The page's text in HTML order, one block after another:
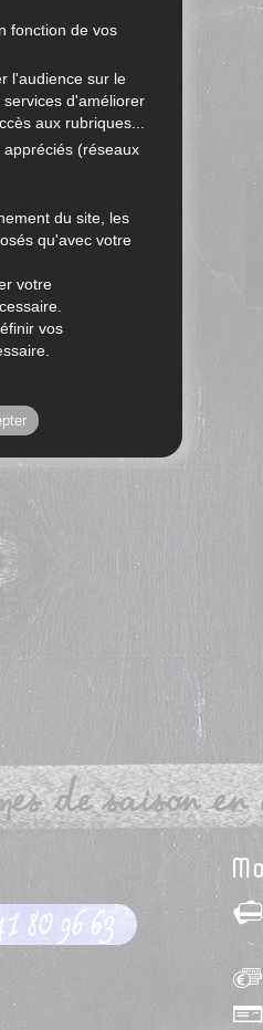
de saison
80 96 63
fonction de vos
l'audience sur le
d'améliorer
aux rubriques...
(réseaux
du site, les
qu'avec votre
votre
vos